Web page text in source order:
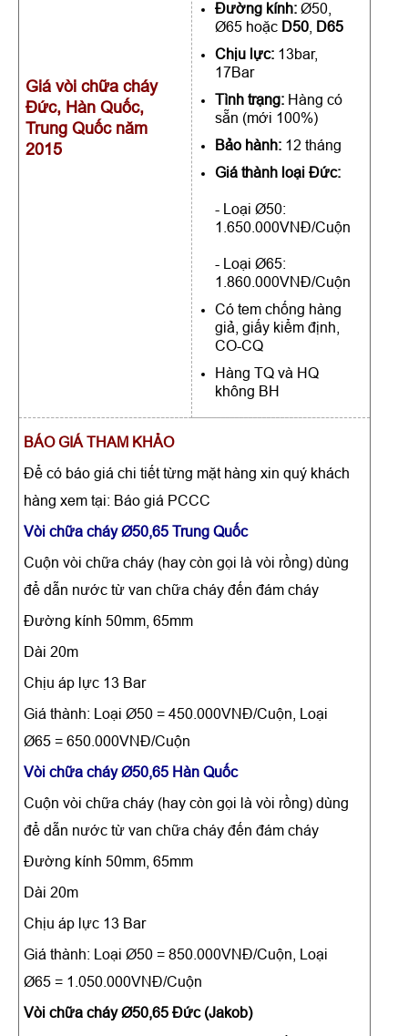
Giá vòi chữa cháy
Đức, Hàn Quốc,
Trung Quốc năm
2015
Đường kính: Ø50,
Ø65 hoặc D50
D65
Chịu lực: 13bar,
17Bar
Tình trạng: Hàng có
sẵn (mới 100%)
Bảo hành: 12 tháng
Giá thành loại Đức:
- Loại Ø50:
1.650.000VNĐ/Cuộn
- Loại Ø65:
1.860.000VNĐ/Cuộn
Có tem chống hàng
giả, giấy kiểm định,
CO-CQ
Hàng TQ và HQ
không BH
BÁO GIÁ THAM KHẢO
Để có báo giá chi tiết từng mặt hàng xin quý khách
hàng xem tại: Báo giá PCCC
Vòi chữa cháy Ø50,65 Trung Quốc
Cuộn vòi chữa cháy (hay còn gọi là vòi rồng) dùng
để dẫn nước từ van chữa cháy đến đám cháy
Đường kính 50mm, 65mm
Dài 20m
Chịu áp lực 13 Bar
Giá thành: Loại Ø50 = 450.000VNĐ/Cuộn, Loại
Ø65 = 650.000VNĐ/Cuộn
Vòi chữa cháy Ø50,65 Hàn Quốc
Cuộn vòi chữa cháy (hay còn gọi là vòi rồng) dùng
để dẫn nước từ van chữa cháy đến đám cháy
Đường kính 50mm, 65mm
Dài 20m
Chịu áp lực 13 Bar
Giá thành: Loại Ø50 = 850.000VNĐ/Cuộn, Loại
Ø65 = 1.050.000VNĐ/Cuộn
Vòi chữa cháy Ø50,65 Đức (Jakob)